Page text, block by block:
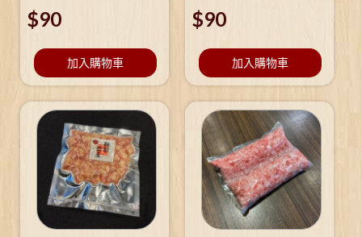
$90
加入購物車
$90
加入購物車